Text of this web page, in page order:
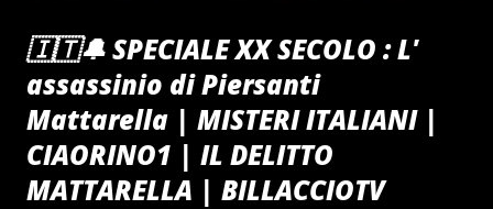
🇮🇹🔔 SPECIALE XX SECOLO : L'
assassinio di Piersanti
Mattarella | MISTERI ITALIANI |
CIAORINO1 | IL DELITTO
MATTARELLA | BILLACCIOTV